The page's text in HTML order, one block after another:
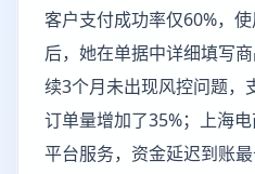
客户支付成功率仅60%，
后，她在单据中详细填写
续3个月未出现风控问题，
订单量增加了35%；上海
平台服务，资金延迟到账